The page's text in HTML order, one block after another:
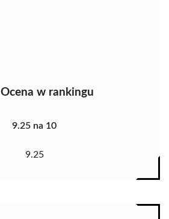
Ocena w rankingu
9.25 na 10
9.25